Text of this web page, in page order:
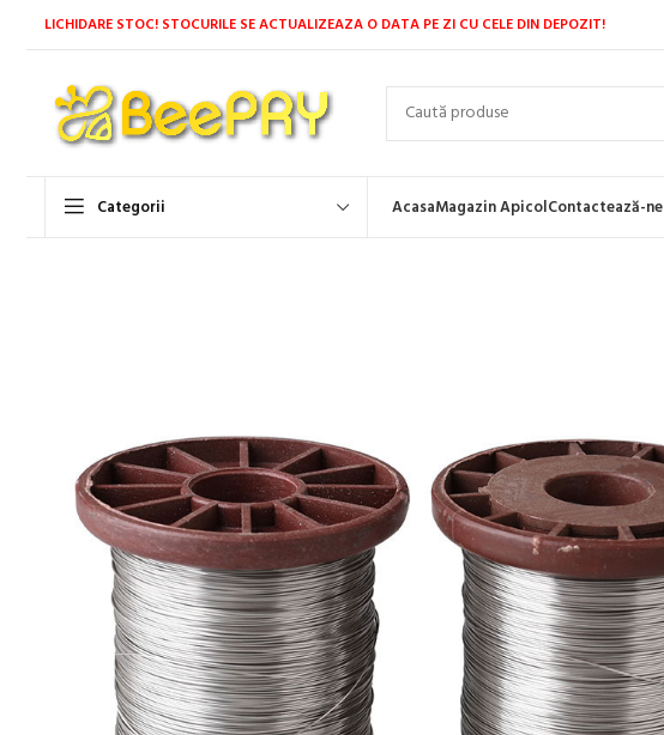
LICHIDARE STOC! STOCURILE SE ACTUALIZEAZA O DATA PE ZI CU CELE DIN DEPOZIT!
Categorii AcasaMagazin ApicolContactează-ne